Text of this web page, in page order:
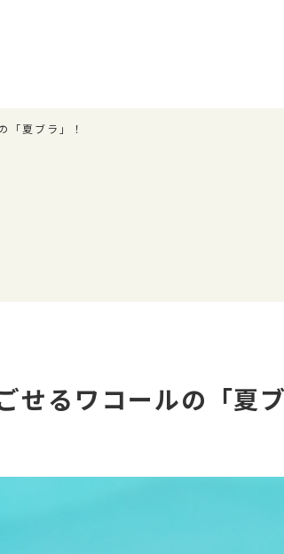
「夏ブラ」！
せるワコールの「夏